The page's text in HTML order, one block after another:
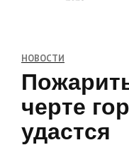
НОВОСТИ
черте
удастся